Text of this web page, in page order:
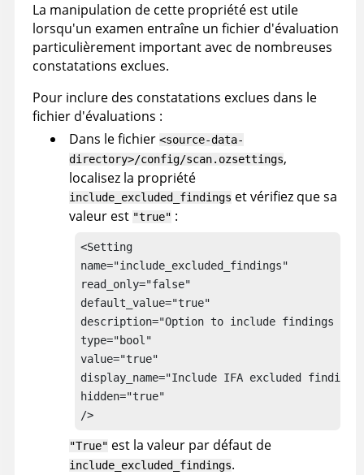
La manipulation de cette propriété est utile
lorsqu'un examen entraîne un fichier d'évaluation
particulièrement important avec de nombreuses
constatations exclues.
Pour inclure des constatations exclues dans le
fichier d'évaluations :
Dans le fichier <source-data-
directory>/config/scan.ozsettings,
localisez la propriété
include_excluded_findings et vérifiez que sa
valeur est "true" :
<Setting
name="include_excluded_findings"
read_only="false"
default_value="true"
description="Option to include findings
type="bool"
value="true"
display_name="Include IFA excluded
hidden="true"
/>
"True" est la valeur par défaut de
include_excluded_findings.